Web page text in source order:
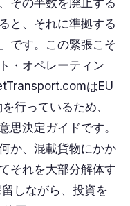
その半数を廃止する
と、それに準拠する
です。この緊張こそ
・オペレーティン
はEU
行っているため、
思決定ガイドです。
か、混載貨物にかか
それを大部分解体す
しながら、投資を